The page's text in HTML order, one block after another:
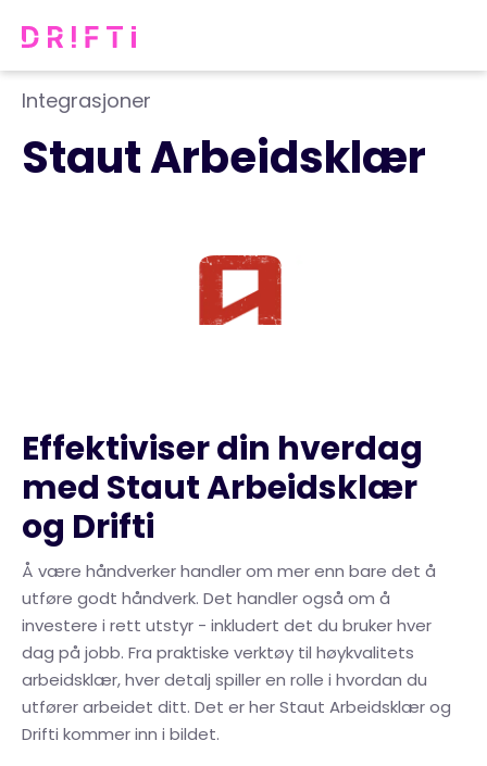
Integrasjoner
Staut Arbeidsklær
Effektiviser din hverdag
med Staut Arbeidsklær
og Drifti
Å være håndverker handler om mer enn bare det å
utføre godt håndverk. Det handler også om å
investere i rett utstyr - inkludert det du bruker hver
dag på jobb. Fra praktiske verktøy til høykvalitets
arbeidsklær, hver detalj spiller en rolle i hvordan du
utfører arbeidet ditt. Det er her Staut Arbeidsklær og
Drifti kommer inn i bildet.